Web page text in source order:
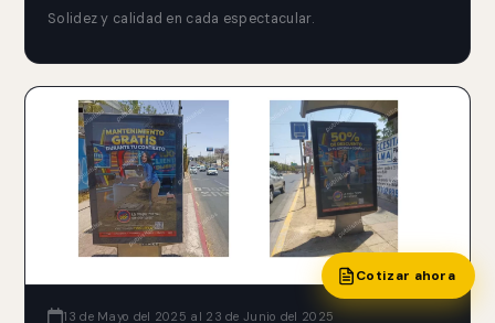
Solidez y calidad en cada espectacular.
13 de Mayo del 2025 al 23 de Junio del 2025
Cotizar ahora